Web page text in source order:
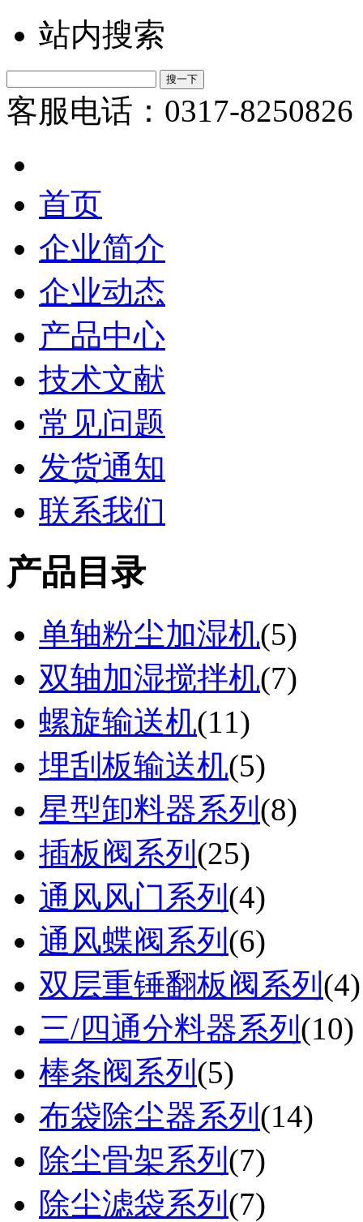
站内搜索
客服电话：0317-8250826
首页
企业简介
企业动态
产品中心
技术文献
常见问题
发货通知
联系我们
产品目录
单轴粉尘加湿机(5)
双轴加湿搅拌机(7)
螺旋输送机(11)
埋刮板输送机(5)
星型卸料器系列 (8)
插板阀系列 (25)
通风风门系列 (4)
通风蝶阀系列 (6)
双层重锤翻板阀系列 (4)
三/四通分料器系列 (10)
棒条阀系列 (5)
布袋除尘器系列 (14)
除尘骨架系列 (7)
除尘滤袋系列 (7)